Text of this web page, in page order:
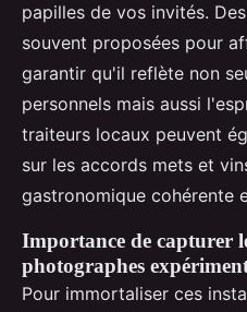
papilles de vos invités.
souvent proposées pour
garantir qu'il reflète non
personnels mais aussi
traiteurs locaux peuvent
sur les accords mets et
gastronomique cohérente
Importance de capturer
photographes
Pour immortaliser ces